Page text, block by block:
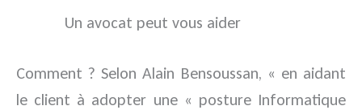
Un avocat peut vous aider
Comment ? Selon Alain Bensoussan, « en aidant
le client à adopter une « posture Informatique